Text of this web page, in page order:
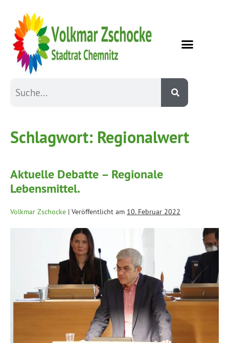
Schlagwort: Regionalwert
Aktuelle Debatte – Regionale
Lebensmittel.
Volkmar Zschocke | Veröffentlicht am 10. Februar 2022